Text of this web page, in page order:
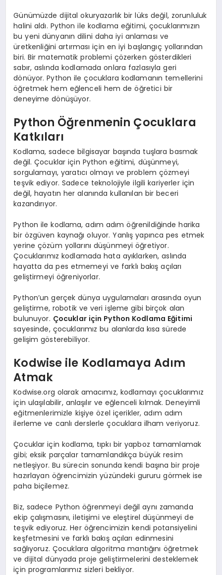
Günümüzde dijital okuryazarlık bir lüks değil, zorunluluk
halini aldı. Python ile kodlama eğitimi, çocuklarımızın
bu yeni dünyanın dilini daha iyi anlaması ve
üretkenliğini artırması için en iyi başlangıç yollarından
biri. Bir matematik problemi çözerken gösterdikleri
sabır, aslında kodlamada onlara fazlasıyla geri
dönüyor. Python ile çocuklara kodlamanın temellerini
öğretmek hem eğlenceli hem de öğretici bir
deneyime dönüşüyor.
Python Öğrenmenin Çocuklara
Katkıları
Kodlama, sadece bilgisayar başında tuşlara basmak
değil. Çocuklar için Python eğitimi, düşünmeyi,
sorgulamayı, yaratıcı olmayı ve problem çözmeyi
teşvik ediyor. Sadece teknolojiyle ilgili kariyerler için
değil, hayatın her alanında kullanılan bir beceri
kazandırıyor.
Python ile kodlama, adım adım öğrenildiğinde harika
bir özgüven kaynağı oluyor. Yanlış yapınca pes etmek
yerine çözüm yollarını düşünmeyi öğretiyor.
Çocuklarımız kodlamada hata ayıklarken, aslında
hayatta da pes etmemeyi ve farklı bakış açıları
geliştirmeyi öğreniyorlar.
Python’un gerçek dünya uygulamaları arasında oyun
geliştirme, robotik ve veri işleme gibi birçok alan
bulunuyor. Çocuklar için Python Kodlama Eğitimi
sayesinde, çocuklarımız bu alanlarda kısa sürede
gelişim gösterebiliyor.
Kodwise ile Kodlamaya Adım
Atmak
Kodwise.org olarak amacımız, kodlamayı çocuklarımız
için ulaşılabilir, anlaşılır ve eğlenceli kılmak. Deneyimli
eğitmenlerimizle kişiye özel içerikler, adım adım
ilerleme ve canlı derslerle çocuklara ilham veriyoruz.
Çocuklar için kodlama, tıpkı bir yapboz tamamlamak
gibi; eksik parçalar tamamlandıkça büyük resim
netleşiyor. Bu sürecin sonunda kendi başına bir proje
hazırlayan öğrencimizin yüzündeki gururu görmek ise
paha biçilemez.
Biz, sadece Python öğrenmeyi değil aynı zamanda
ekip çalışmasını, iletişimi ve eleştirel düşünmeyi de
teşvik ediyoruz. Her öğrencimizin kendi potansiyelini
keşfetmesini ve farklı bakış açıları edinmesini
sağlıyoruz. Çocuklara algoritma mantığını öğretmek
ve dijital dünyada proje geliştirmelerini desteklemek
için programlarımız sizleri bekliyor.